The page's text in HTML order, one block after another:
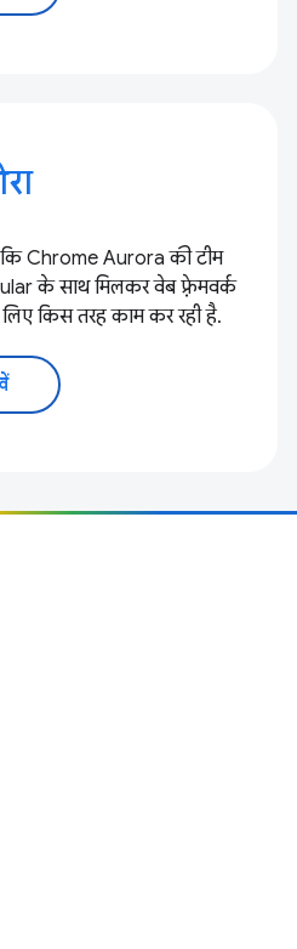
Chrome Aurora की टीम
के साथ मिलकर वेब फ़्रेमवर्क
किस तरह काम कर रही है.